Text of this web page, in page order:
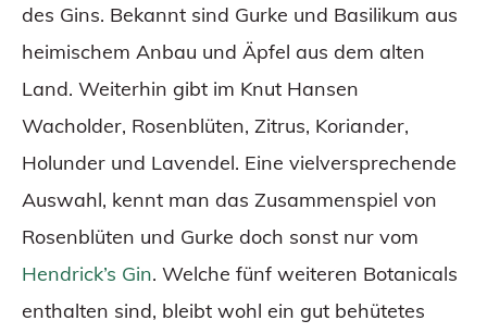
des Gins. Bekannt sind Gurke und Basilikum aus
heimischem Anbau und Äpfel aus dem alten
Land. Weiterhin gibt im Knut Hansen
Wacholder, Rosenblüten, Zitrus, Koriander,
Holunder und Lavendel. Eine vielversprechende
Auswahl, kennt man das Zusammenspiel von
Rosenblüten und Gurke doch sonst nur vom
Hendrick’s Gin. Welche fünf weiteren Botanicals
enthalten sind, bleibt wohl ein gut behütetes